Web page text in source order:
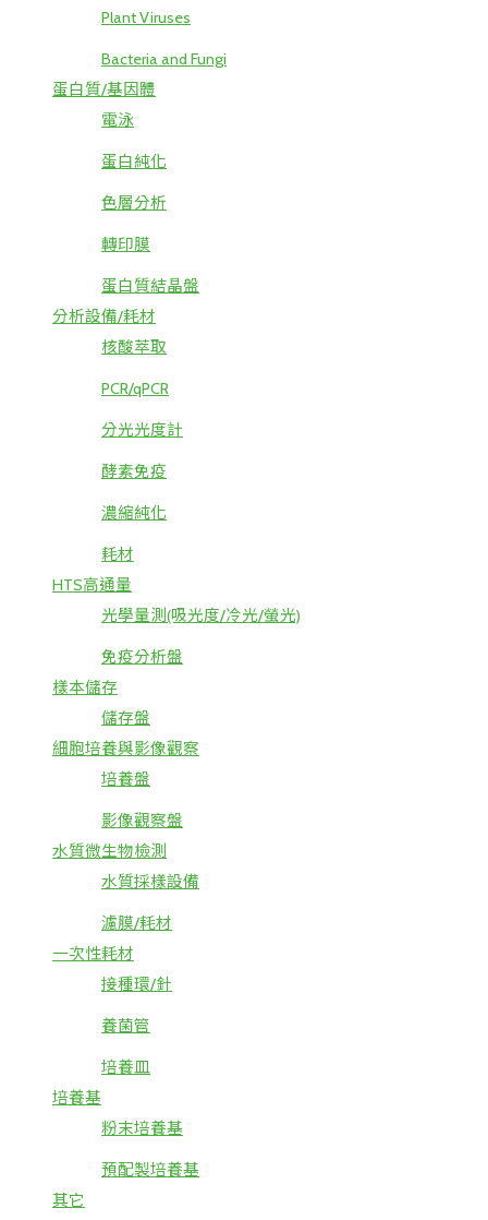
Plant Viruses
Bacteria and Fungi
蛋白質/基因體
電泳
蛋白純化
色層分析
轉印膜
蛋白質結晶盤
分析設備/耗材
核酸萃取
PCR/qPCR
分光光度計
酵素免疫
濃縮純化
耗材
HTS高通量
光學量測(吸光度/冷光/螢光)
免疫分析盤
樣本儲存
儲存盤
細胞培養與影像觀察
培養盤
影像觀察盤
水質微生物檢測
水質採樣設備
濾膜/耗材
一次性耗材
接種環/針
養菌管
培養皿
培養基
粉末培養基
預配製培養基
其它